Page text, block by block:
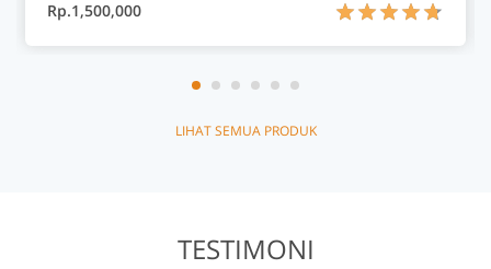
Rp.1,500,000
LIHAT SEMUA PRODUK
TESTIMONI